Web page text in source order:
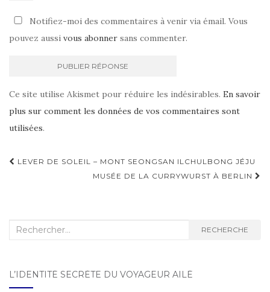
Notifiez-moi des commentaires à venir via émail. Vous
pouvez aussi vous abonner sans commenter.
Ce site utilise Akismet pour réduire les indésirables. En savoir
plus sur comment les données de vos commentaires sont
utilisées.
Navigation d'article
LEVER DE SOLEIL – MONT SEONGSAN ILCHULBONG JÉJU
MUSÉE DE LA CURRYWURST À BERLIN
Recherche : RECHERCHE
L’IDENTITÉ SECRÈTE DU VOYAGEUR AILÉ